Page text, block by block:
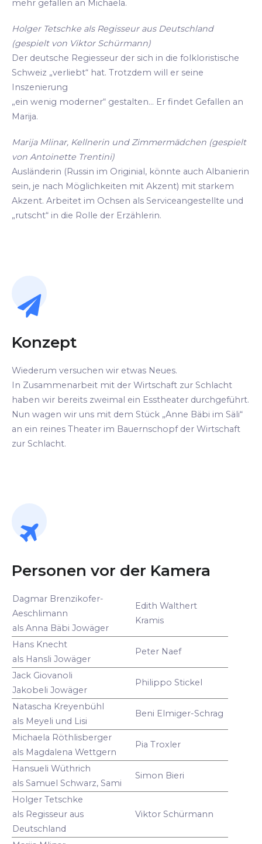
mehr gefallen an Michaela.
Holger Tetschke als Regisseur aus Deutschland
(gespielt von Viktor Schürmann)
Der deutsche Regiesseur der sich in die folkloristische
Schweiz „verliebt“ hat. Trotzdem will er seine
Inszenierung
„ein wenig moderner“ gestalten... Er findet Gefallen an
Marija.
Marija Mlinar, Kellnerin und Zimmermädchen (gespielt
von Antoinette Trentini)
Ausländerin (Russin im Originial, könnte auch Albanierin
sein, je nach Möglichkeiten mit Akzent) mit starkem
Akzent. Arbeitet im Ochsen als Serviceangestellte und
„rutscht“ in die Rolle der Erzählerin.
Konzept
Wiederum versuchen wir etwas Neues.
In Zusammenarbeit mit der Wirtschaft zur Schlacht
haben wir bereits zweimal ein Esstheater durchgeführt.
Nun wagen wir uns mit dem Stück „Anne Bäbi im Säli“
an ein reines Theater im Bauernschopf der Wirtschaft
zur Schlacht.
Personen vor der Kamera
Dagmar Brenzikofer-
Aeschlimann
als Anna Bäbi Jowäger
Edith Walthert
Kramis
Hans Knecht
als Hansli Jowäger
Peter Naef
Jack Giovanoli
Jakobeli Jowäger
Philippo Stickel
Natascha Kreyenbühl
als Meyeli und Lisi
Beni Elmiger-Schrag
Michaela Röthlisberger
als Magdalena Wettgern
Pia Troxler
Hansueli Wüthrich
als Samuel Schwarz, Sami
Simon Bieri
Holger Tetschke
als Regisseur aus
Deutschland
Viktor Schürmann